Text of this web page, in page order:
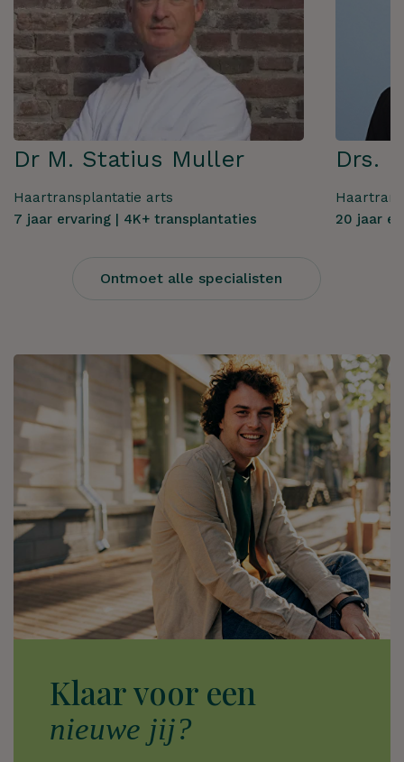
Hoe kunnen we je
helpen?
ZOEKEN
Dr M. Statius Muller
Haartransplantatie arts
7 jaar ervaring | 4K+ transplantaties
Drs.
20 jaar
Ontmoet alle specialisten
Klaar voor een
nieuwe jij?